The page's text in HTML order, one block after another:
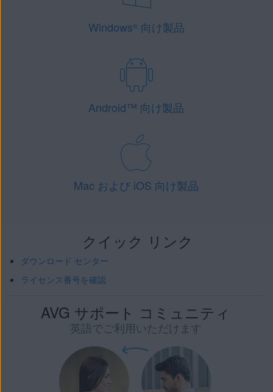
Windows®向け製品
Android™ 向け製品
Mac および iOS 向け製品
クイック リンク
ダウンロード センター
ライセンス番号を確認
AVG サポート コミュニティ
英語でご利用いただけます